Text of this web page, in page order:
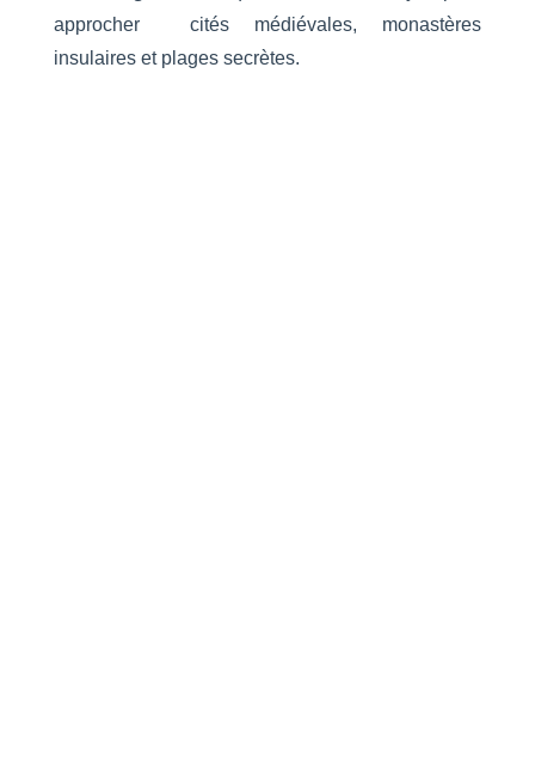
approcher cités médiévales, monastères
insulaires et plages secrètes.